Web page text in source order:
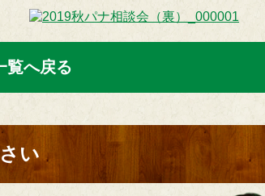
覧へ戻る
い